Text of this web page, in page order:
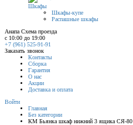
Шкафы
Шкафы-купе
Распашные шкафы
Анапа Схема проезда
с 10:00 до 19:00
+7 (961) 525-91-91
Заказать звонок
Контакты
Сборка
Гарантия
О нас
Акции
Доставка и оплата
Войти
Главная
Без категории
КМ Бьянка шкаф нижний 3 ящика СЯ-80